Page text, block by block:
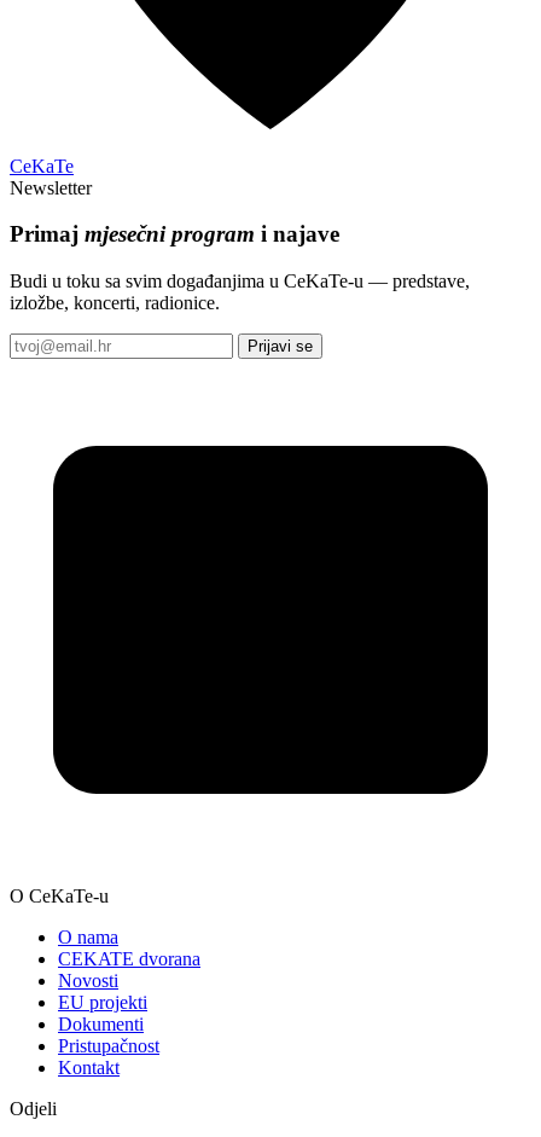
CeKaTe
Newsletter
Primaj mjesečni program i najave
Budi u toku sa svim događanjima u CeKaTe-u — predstave,
izložbe, koncerti, radionice.
Prijavi se
O CeKaTe-u
O nama
CEKATE dvorana
Novosti
EU projekti
Dokumenti
Pristupačnost
Kontakt
Odjeli